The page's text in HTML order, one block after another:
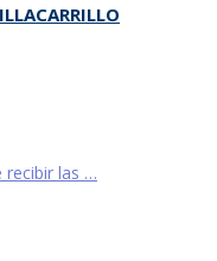
recibir las …